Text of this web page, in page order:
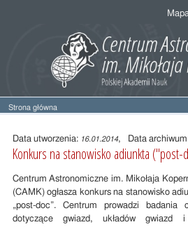
Strona główna
Treść
wpisuData utworzenia: 16.01.2014, Data
Konkurs na stanowisko adiunkta ("post-
Centrum Astronomiczne im. Mikołaja
(CAMK) ogłasza konkurs na stanowisko
„post-doc”. Centrum prowadzi badania
dotyczące gwiazd, układów gwiazd i